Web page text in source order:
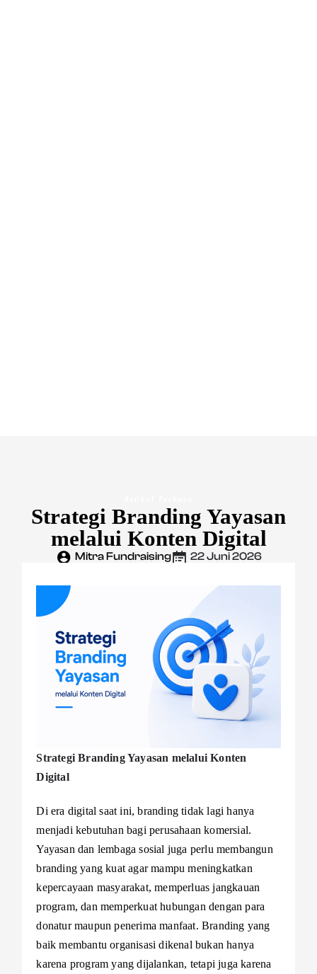
Strategi Branding Yayasan
melalui Konten Digital
Mitra Fundraising 22 Juni 2026
Strategi Branding Yayasan melalui Konten
Digital
Di era digital saat ini, branding tidak lagi hanya
menjadi kebutuhan bagi perusahaan komersial.
Yayasan dan lembaga sosial juga perlu membangun
branding yang kuat agar mampu meningkatkan
kepercayaan masyarakat, memperluas jangkauan
program, dan memperkuat hubungan dengan para
donatur maupun penerima manfaat. Branding yang
baik membantu organisasi dikenal bukan hanya
karena program yang dijalankan, tetapi juga karena